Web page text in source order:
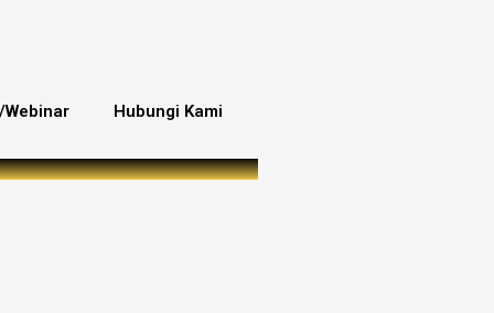
Hubungi Kami